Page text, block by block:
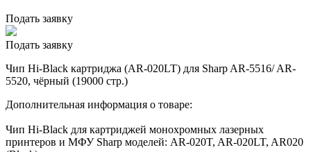
Подать заявку
Подать заявку
Чип Hi-Black картриджа (AR-020LT) для Sharp AR-5516/ AR-
5520, чёрный (19000 стр.)
Дополнительная информация о товаре:
Чип Hi-Black для картриджей монохромных лазерных
принтеров и МФУ Sharp моделей: AR-020T, AR-020LT, AR020